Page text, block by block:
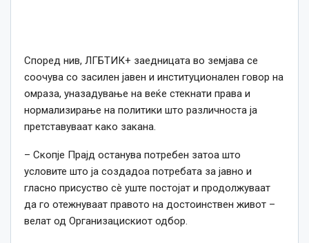
Според нив, ЛГБТИК+ заедницата во земјава се
соочува со засилен јавен и институционален говор на
омраза, уназадување на веќе стекнати права и
нормализирање на политики што различноста ја
претставуваат како закана.
– Скопје Прајд останува потребен затоа што
условите што ја создадоа потребата за јавно и
гласно присуство сè уште постојат и продолжуваат
да го отежнуваат правото на достоинствен живот –
велат од Организацискиот одбор.